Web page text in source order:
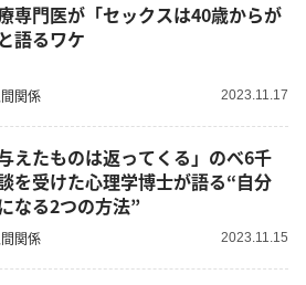
専門医が「セックスは40歳からが
語るワケ
関係 2023.11.17
与えたものは返ってくる」のべ6千
を受けた心理学博士が語る“自分
なる2つの方法”
関係 2023.11.15